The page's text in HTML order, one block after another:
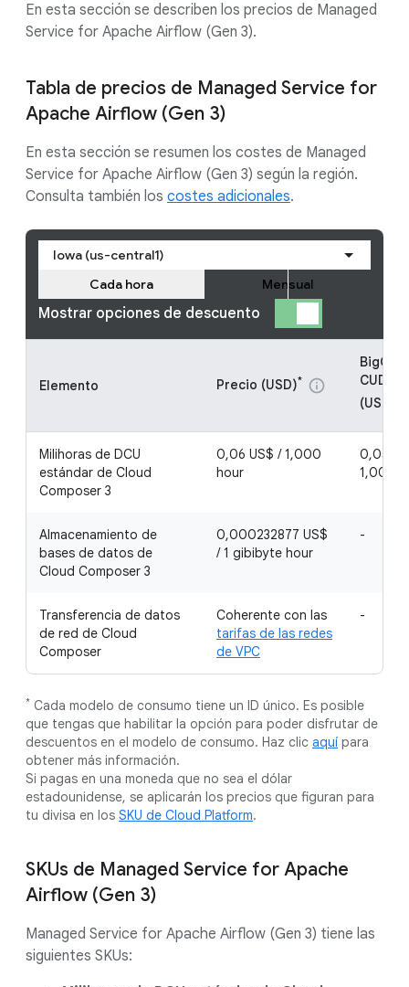
En esta sección se describen los precios de Managed
Service for Apache Airflow (Gen 3).
Tabla de precios de Managed Service for
Apache Airflow (Gen 3)
En esta sección se resumen los costes de Managed
Service for Apache Airflow (Gen 3) según la región.
Consulta también los costes adicionales.
Iowa (us-central1)
Mostrar opciones de descuento
Cada hora Mensual
Elemento Precio (USD)* info
CUD -
(USD)
Milihoras de DCU
estándar de Cloud
Composer 3
0,06 US$ / 1,000
hour
0,054
1,000
Almacenamiento de
bases de datos de
Cloud Composer 3
0,000232877 US$
/ 1 gibibyte hour
-
Transferencia de datos
de red de Cloud
Composer
Coherente con las
tarifas de las redes
de VPC
-
* Cada modelo de consumo tiene un ID único. Es posible
que tengas que habilitar la opción para poder disfrutar de
descuentos en el modelo de consumo. Haz clic aquí para
obtener más información.
Si pagas en una moneda que no sea el dólar
estadounidense, se aplicarán los precios que figuran para
tu divisa en los SKU de Cloud Platform.
SKUs de Managed Service for Apache
Airflow (Gen 3)
Managed Service for Apache Airflow (Gen 3) tiene las
siguientes SKUs: